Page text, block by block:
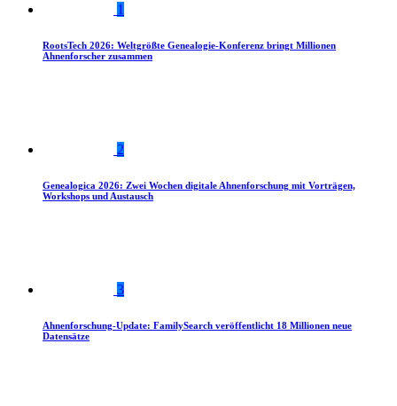
1
RootsTech 2026: Weltgrößte Genealogie-Konferenz bringt Millionen
Ahnenforscher zusammen
2
Genealogica 2026: Zwei Wochen digitale Ahnenforschung mit Vorträgen,
Workshops und Austausch
3
Ahnenforschung-Update: FamilySearch veröffentlicht 18 Millionen neue
Datensätze